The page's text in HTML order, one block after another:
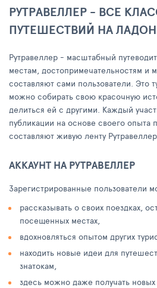
РУТРАВЕЛЛЕР - ВСЕ
ПУТЕШЕСТВИЙ НА
Рутравеллер - масштабный
местам, достопримечательностям и
составляют сами пользователи. Это
можно собирать свою красочную
делиться ей с другими. Каждый
публикации на основе своего опыта
составляют живую ленту
АККАУНТ НА РУТРАВЕЛЛЕР
Зарегистрированные пользователи
рассказывать о своих поездках,
посещенных местах,
вдохновляться опытом других
находить новые идеи для
знатокам,
здесь можно даже получать